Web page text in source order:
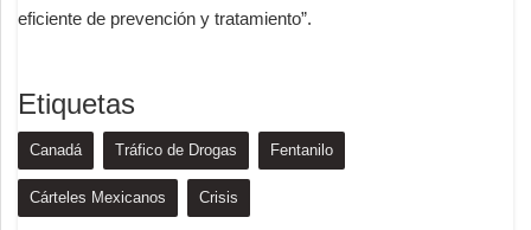
eficiente de prevención y tratamiento”.
Etiquetas
Canadá Tráfico de Drogas Fentanilo
Cárteles Mexicanos Crisis